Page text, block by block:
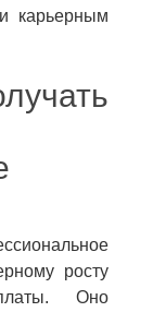
карьерным
росту
Оно